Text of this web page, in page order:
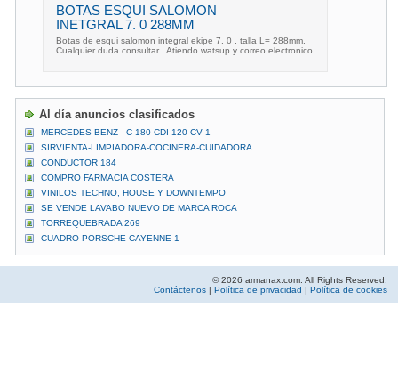
BOTAS ESQUI SALOMON
INETGRAL 7. 0 288MM
Botas de esqui salomon integral ekipe 7. 0 , talla L= 288mm.
Cualquier duda consultar . Atiendo watsup y correo electronico
Al día anuncios clasificados
MERCEDES-BENZ - C 180 CDI 120 CV 1
SIRVIENTA-LIMPIADORA-COCINERA-CUIDADORA
CONDUCTOR 184
COMPRO FARMACIA COSTERA
VINILOS TECHNO, HOUSE Y DOWNTEMPO
SE VENDE LAVABO NUEVO DE MARCA ROCA
TORREQUEBRADA 269
CUADRO PORSCHE CAYENNE 1
© 2026 armanax.com. All Rights Reserved.
Contáctenos | Política de privacidad | Política de cookies